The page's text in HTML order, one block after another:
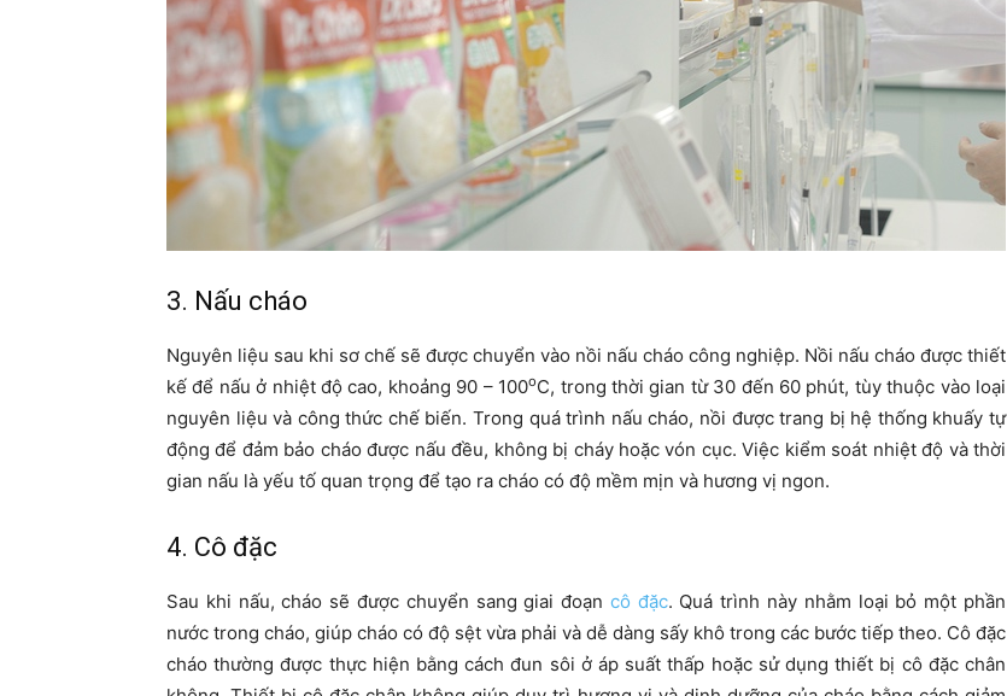
3. Nấu cháo
Nguyên liệu sau khi sơ chế sẽ được chuyển vào nồi nấu cháo công nghiệp. Nồi nấu cháo được thiết
kế để nấu ở nhiệt độ cao, khoảng 90 – 100oC, trong thời gian từ 30 đến 60 phút, tùy thuộc vào loại
nguyên liệu và công thức chế biến. Trong quá trình nấu cháo, nồi được trang bị hệ thống khuấy tự
động để đảm bảo cháo được nấu đều, không bị cháy hoặc vón cục. Việc kiểm soát nhiệt độ và thời
gian nấu là yếu tố quan trọng để tạo ra cháo có độ mềm mịn và hương vị ngon.
4. Cô đặc
Sau khi nấu, cháo sẽ được chuyển sang giai đoạn cô đặc. Quá trình này nhằm loại bỏ một phần
nước trong cháo, giúp cháo có độ sệt vừa phải và dễ dàng sấy khô trong các bước tiếp theo. Cô đặc
cháo thường được thực hiện bằng cách đun sôi ở áp suất thấp hoặc sử dụng thiết bị cô đặc chân